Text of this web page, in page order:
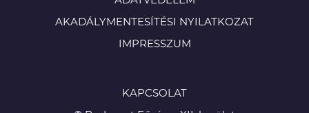
AKADÁLYMENTESÍTÉSI NYILATKOZAT
IMPRESSZUM
KAPCSOLAT